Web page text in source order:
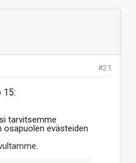
#21
15:
tarvitsemme
evästeiden
.